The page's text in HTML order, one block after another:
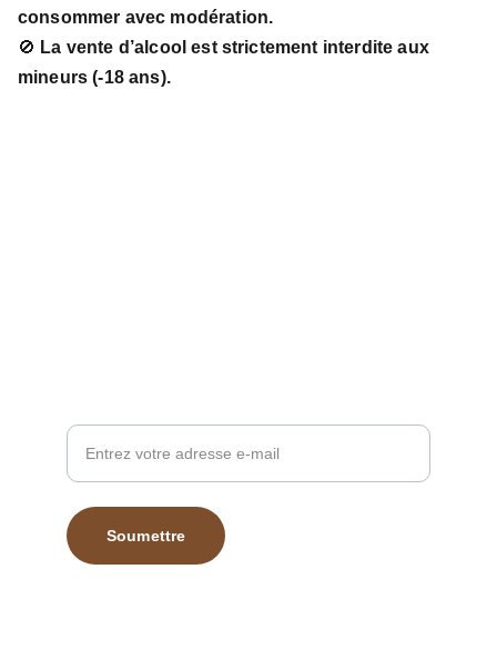
consommer avec modération.
🚫 La vente d’alcool est strictement interdite aux
mineurs (-18 ans).
Soumettre